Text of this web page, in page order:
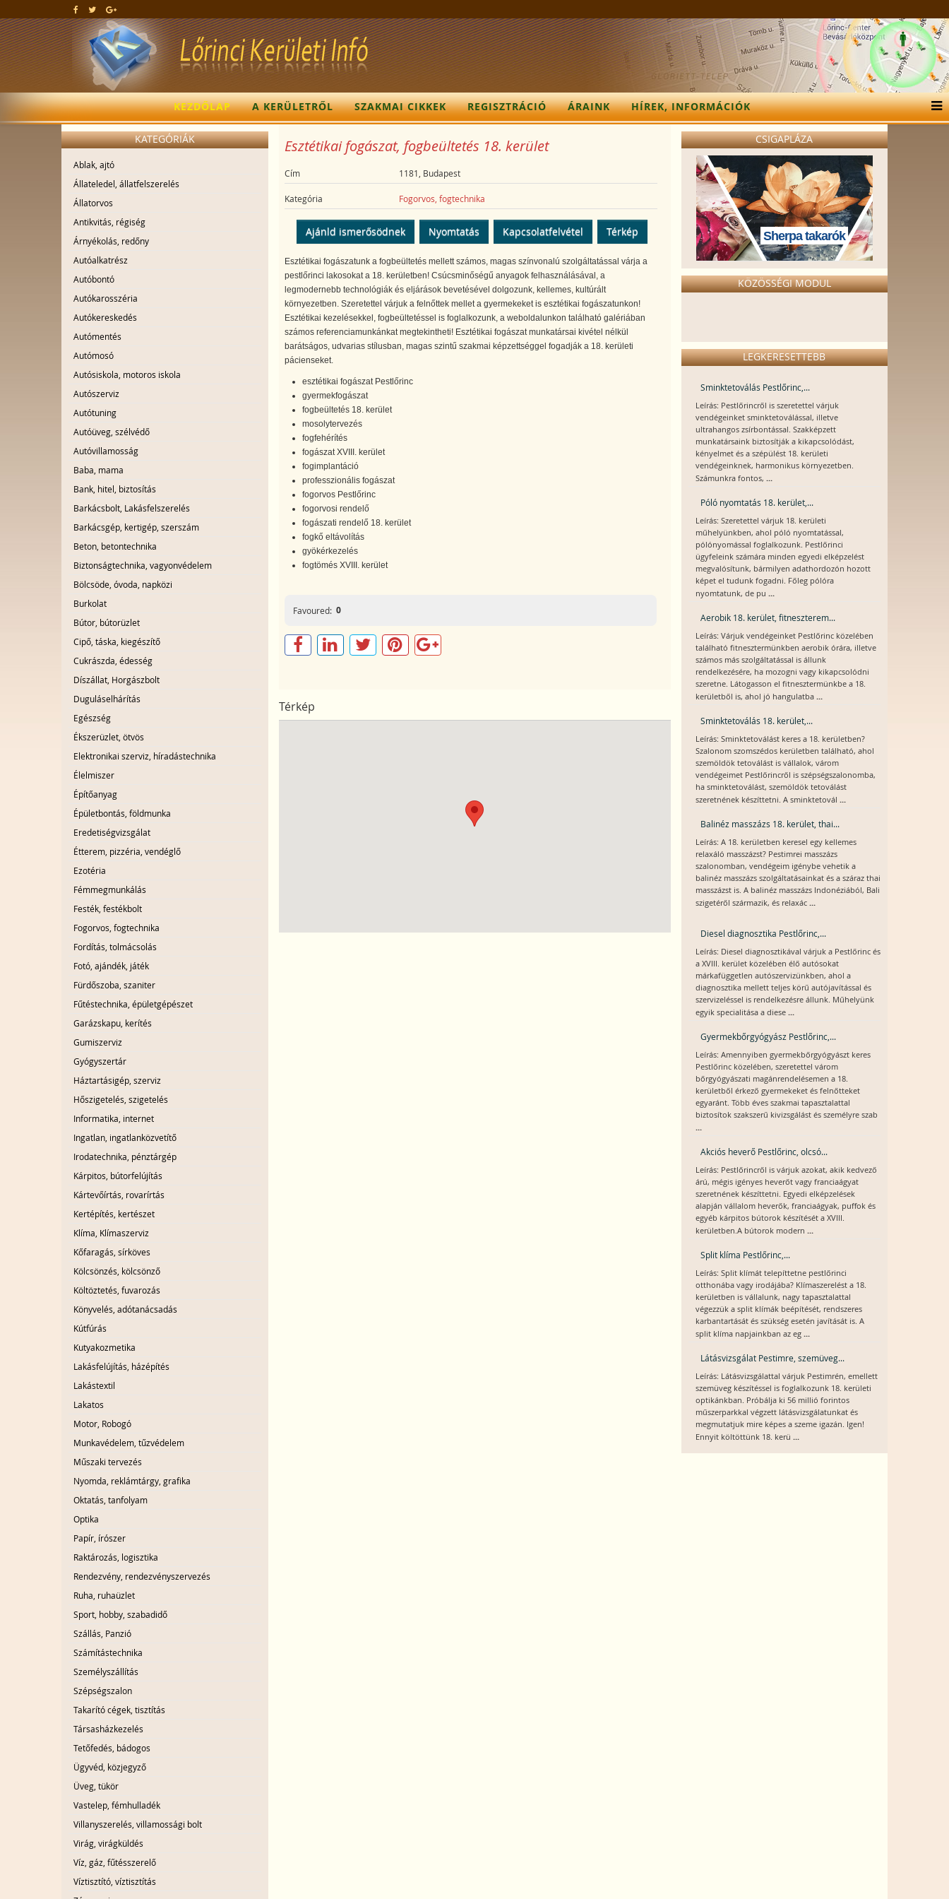
KEZDŐLAP A KERÜLETRŐL SZAKMAI CIKKEK REGISZTRÁCIÓ ÁRAINK HÍREK, INFORMÁCIÓK
KATEGÓRIÁK
Ablak, ajtó
Állateledel, állatfelszerelés
Állatorvos
Antikvitás, régiség
Árnyékolás, redőny
Autóalkatrész
Autóbontó
Autókarosszéria
Autókereskedés
Autómentés
Autómosó
Autósiskola, motoros iskola
Autószerviz
Autótuning
Autóüveg, szélvédő
Autóvillamosság
Baba, mama
Bank, hitel, biztosítás
Barkácsbolt, Lakásfelszerelés
Barkácsgép, kertigép, szerszám
Beton, betontechnika
Biztonságtechnika, vagyonvédelem
Bölcsöde, óvoda, napközi
Burkolat
Bútor, bútorüzlet
Cipő, táska, kiegészítő
Cukrászda, édesség
Díszállat, Horgászbolt
Duguláselhárítás
Egészség
Ékszerüzlet, ötvös
Elektronikai szerviz, híradástechnika
Élelmiszer
Építőanyag
Épületbontás, földmunka
Eredetiségvizsgálat
Étterem, pizzéria, vendéglő
Ezotéria
Fémmegmunkálás
Festék, festékbolt
Fogorvos, fogtechnika
Fordítás, tolmácsolás
Fotó, ajándék, játék
Fürdőszoba, szaniter
Fűtéstechnika, épületgépészet
Garázskapu, kerítés
Gumiszerviz
Gyógyszertár
Háztartásigép, szerviz
Hőszigetelés, szigetelés
Informatika, internet
Ingatlan, ingatlanközvetítő
Irodatechnika, pénztárgép
Kárpitos, bútorfelújítás
Kártevőírtás, rovarírtás
Kertépítés, kertészet
Klíma, Klímaszerviz
Kőfaragás, sírköves
Kölcsönzés, kölcsönző
Költöztetés, fuvarozás
Könyvelés, adótanácsadás
Kútfúrás
Kutyakozmetika
Lakásfelújítás, házépítés
Lakástextil
Lakatos
Motor, Robogó
Munkavédelem, tűzvédelem
Műszaki tervezés
Nyomda, reklámtárgy, grafika
Oktatás, tanfolyam
Optika
Papír, írószer
Raktározás, logisztika
Rendezvény, rendezvényszervezés
Ruha, ruhaüzlet
Sport, hobby, szabadidő
Szállás, Panzió
Számítástechnika
Személyszállítás
Szépségszalon
Takarító cégek, tisztítás
Társasházkezelés
Tetőfedés, bádogos
Ügyvéd, közjegyző
Üveg, tükör
Vastelep, fémhulladék
Villanyszerelés, villamossági bolt
Virág, virágküldés
Víz, gáz, fűtésszerelő
Víztisztító, víztisztítás
Esztétikai fogászat, fogbeültetés 18. kerület
Cím 1181, Budapest
Kategória Fogorvos, fogtechnika
Ajánld ismerősödnek Nyomtatás Kapcsolatfelvétel Térkép
Esztétikai fogászatunk a fogbeültetés mellett számos, magas színvonalú szolgáltatással várja a
pestlőrinci lakosokat a 18. kerületben! Csúcsminőségű anyagok felhasználásával, a
legmodernebb technológiák és eljárások bevetésével dolgozunk, kellemes, kultúrált
környezetben. Szeretettel várjuk a felnőttek mellet a gyermekeket is esztétikai fogászatunkon!
Esztétikai kezelésekkel, fogbeültetéssel is foglalkozunk, a weboldalunkon található galériában
számos referenciamunkánkat megtekintheti! Esztétikai fogászat munkatársai kivétel nélkül
barátságos, udvarias stílusban, magas szintű szakmai képzettséggel fogadják a 18. kerületi
pácienseket.
esztétikai fogászat Pestlőrinc
gyermekfogászat
fogbeültetés 18. kerület
mosolytervezés
fogfehérítés
fogászat XVIII. kerület
fogimplantáció
professzionális fogászat
fogorvos Pestlőrinc
fogorvosi rendelő
fogászati rendelő 18. kerület
fogkő eltávolítás
gyökérkezelés
fogtömés XVIII. kerület
Favoured: 0
Térkép
CSIGAPLÁZA
Sherpa takarók
KÖZÖSSÉGI MODUL
LEGKERESETTEBB
Sminktetoválás Pestlőrinc,...
Leírás: Pestlőrincről is szeretettel várjuk
vendégeinket sminktetoválással, illetve
ultrahangos zsírbontással. Szakképzett
munkatársaink biztosítják a kikapcsolódást,
kényelmet és a szépülést 18. kerületi
vendégeinknek, harmonikus környezetben.
Számunkra fontos, ...
Póló nyomtatás 18. kerület,...
Leírás: Szeretettel várjuk 18. kerületi
műhelyünkben, ahol póló nyomtatással,
pólónyomással foglalkozunk. Pestlőrinci
ügyfeleink számára minden egyedi elképzelést
megvalósítunk, bármilyen adathordozón hozott
képet el tudunk fogadni. Főleg pólóra
nyomtatunk, de pu ...
Aerobik 18. kerület, fitneszterem...
Leírás: Várjuk vendégeinket Pestlőrinc közelében
található fitnesztermünkben aerobik órára, illetve
számos más szolgáltatással is állunk
rendelkezésére, ha mozogni vagy kikapcsolódni
szeretne. Látogasson el fitnesztermünkbe a 18.
kerületből is, ahol jó hangulatba ...
Sminktetoválás 18. kerület,...
Leírás: Sminktetoválást keres a 18. kerületben?
Szalonom szomszédos kerületben található, ahol
szemöldök tetoválást is vállalok, várom
vendégeimet Pestlőrincről is szépségszalonomba,
ha sminktetoválást, szemöldök tetoválást
szeretnének készíttetni. A sminktetovál ...
Balinéz masszázs 18. kerület, thai...
Leírás: A 18. kerületben keresel egy kellemes
relaxáló masszázst? Pestimrei masszázs
szalonomban, vendégeim igénybe vehetik a
balinéz masszázs szolgáltatásainkat és a száraz thai
masszázst is. A balinéz masszázs Indonéziából, Bali
szigetéről származik, és relaxác ...
Diesel diagnosztika Pestlőrinc,...
Leírás: Diesel diagnosztikával várjuk a Pestlőrinc és
a XVIII. kerület közelében élő autósokat
márkafüggetlen autószervizünkben, ahol a
diagnosztika mellett teljes körű autójavítással és
szervizeléssel is rendelkezésre állunk. Műhelyünk
egyik specialitása a diese ...
Gyermekbőrgyógyász Pestlőrinc,...
Leírás: Amennyiben gyermekbőrgyógyászt keres
Pestlőrinc közelében, szeretettel várom
bőrgyógyászati magánrendelésemen a 18.
kerületből érkező gyermekeket és felnőtteket
egyaránt. Több éves szakmai tapasztalattal
biztosítok szakszerű kivizsgálást és személyre szab
...
Akciós heverő Pestlőrinc, olcsó...
Leírás: Pestlőrincről is várjuk azokat, akik kedvező
árú, mégis igényes heverőt vagy franciaágyat
szeretnének készíttetni. Egyedi elképzelések
alapján vállalom heverők, franciaágyak, puffok és
egyéb kárpitos bútorok készítését a XVIII.
kerületben.A bútorok modern ...
Split klíma Pestlőrinc,...
Leírás: Split klímát telepíttetne pestlőrinci
otthonába vagy irodájába? Klímaszerelést a 18.
kerületben is vállalunk, nagy tapasztalattal
végezzük a split klímák beépítését, rendszeres
karbantartását és szükség esetén javítását is. A
split klíma napjainkban az eg ...
Látásvizsgálat Pestimre, szemüveg...
Leírás: Látásvizsgálattal várjuk Pestimrén, emellett
szemüveg készítéssel is foglalkozunk 18. kerületi
optikánkban. Próbálja ki 56 millió forintos
műszerparkkal végzett látásvizsgálatunkat és
megmutatjuk mire képes a szeme igazán. Igen!
Ennyit költöttünk 18. kerü ...